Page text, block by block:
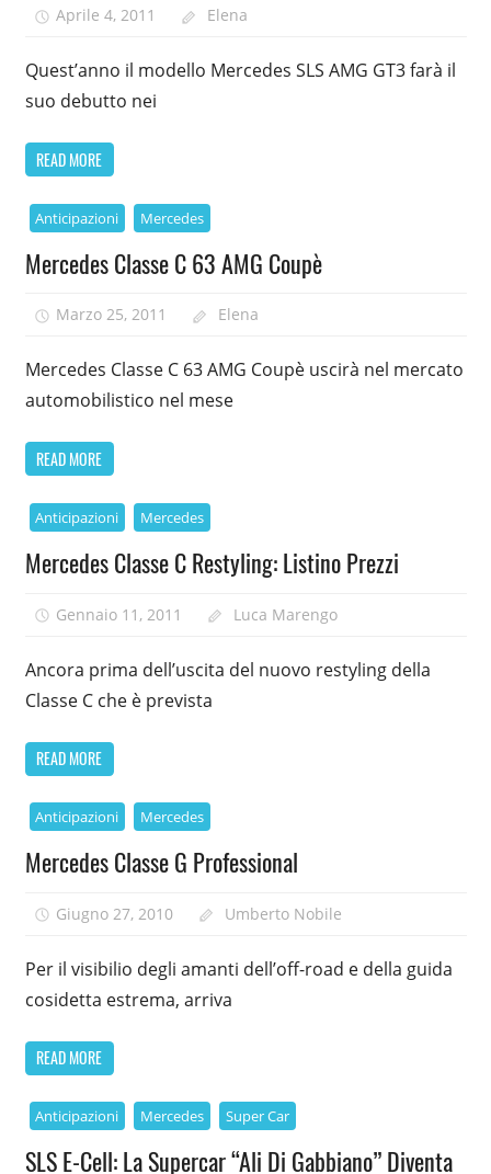
Aprile 4, 2011 Elena
Quest’anno il modello Mercedes SLS AMG GT3 farà il
suo debutto nei
READ MORE
Anticipazioni Mercedes
Mercedes Classe C 63 AMG Coupè
Marzo 25, 2011 Elena
Mercedes Classe C 63 AMG Coupè uscirà nel mercato
automobilistico nel mese
READ MORE
Anticipazioni Mercedes
Mercedes Classe C Restyling: Listino Prezzi
Gennaio 11, 2011 Luca Marengo
Ancora prima dell’uscita del nuovo restyling della
Classe C che è prevista
READ MORE
Anticipazioni Mercedes
Mercedes Classe G Professional
Giugno 27, 2010 Umberto Nobile
Per il visibilio degli amanti dell’off-road e della guida
cosidetta estrema, arriva
READ MORE
Anticipazioni Mercedes Super Car
SLS E-Cell: La Supercar “Ali Di Gabbiano” Diventa